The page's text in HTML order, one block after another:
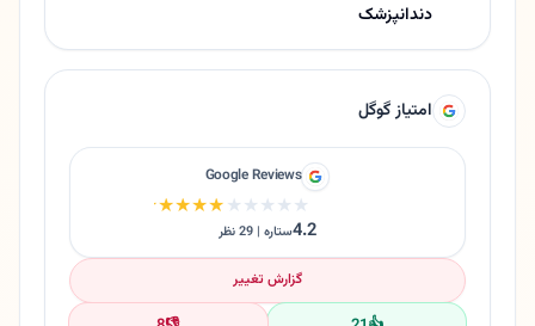
دندانپزشک
امتیاز گوگل
Google Reviews
★★★★★
★★★★★
4.2ستاره | 29 نظر
گزارش تغییر